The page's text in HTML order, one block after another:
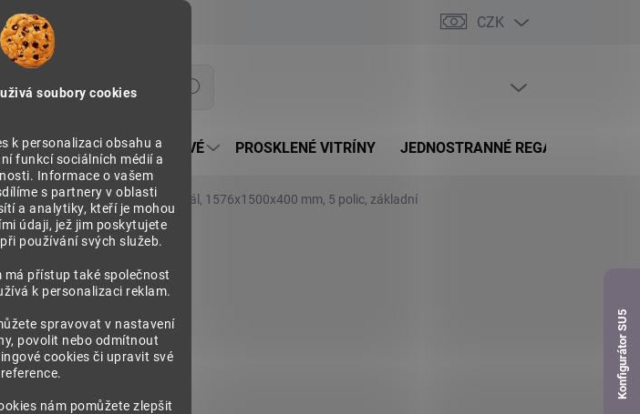
soubory cookies
k personalizaci obsahu a
funkcí sociálních médií a
Informace o vašem
s partnery v oblasti
a analytiky, kteří je mohou
údaji, jež jim poskytujete
používání svých služeb.
má přístup také společnost
k personalizaci reklam.
spravovat v nastavení
povolit nebo odmítnout
cookies či upravit své
nám pomůžete zlepšit
o používání COOKIES CZK
Hledat
PULTY PRODEJNÍ SEKTOROVÉ PROSKLENÉ VITRÍNY JEDNOSTRANNÉ REGÁLY
moduly Kovový policový regál, 1576x1500x400 mm, 5 polic, základní
Konfigurátor SU5